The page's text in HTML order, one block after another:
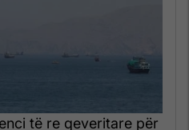
të re qeveritare për